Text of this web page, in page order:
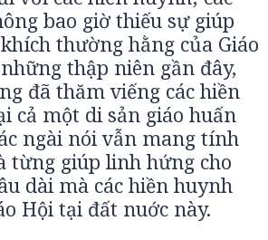
bao giờ thiếu sự giúp
thường hằng của Giáo
thập niên gần đây,
đã thăm viếng các hiền
cả một di sản giáo huấn
ngài nói vẫn mang tính
từng giúp linh hứng cho
dài mà các hiền huynh
Hội tại đất nuớc này.